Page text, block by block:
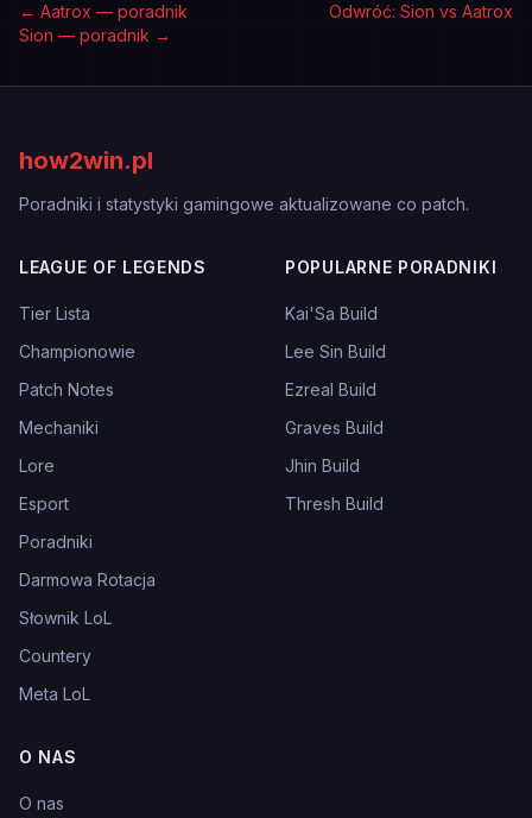
← Aatrox — poradnik
Odwróć: Sion vs Aatrox
Sion — poradnik →
how2win.pl
Poradniki i statystyki gamingowe aktualizowane co patch.
LEAGUE OF LEGENDS
Tier Lista
Championowie
Patch Notes
Mechaniki
Lore
Esport
Poradniki
Darmowa Rotacja
Słownik LoL
Countery
Meta LoL
POPULARNE PORADNIKI
Kai'Sa Build
Lee Sin Build
Ezreal Build
Graves Build
Jhin Build
Thresh Build
O NAS
O nas